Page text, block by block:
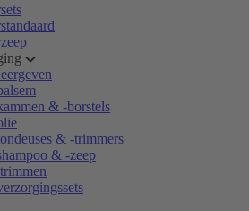
& -borstels
& -trimmers
& -zeep